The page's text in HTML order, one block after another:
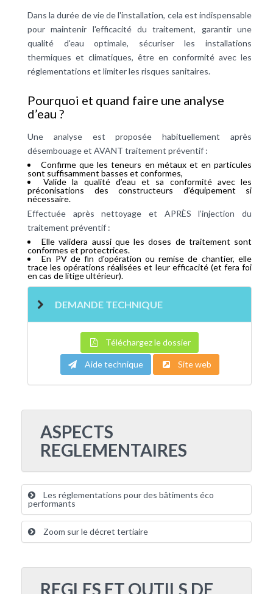
Dans la durée de vie de l'installation, cela est indispensable
pour maintenir l'efficacité du traitement, garantir une
qualité d'eau optimale, sécuriser les installations
thermiques et climatiques, être en conformité avec les
réglementations et limiter les risques sanitaires.
Pourquoi et quand faire une analyse
d’eau ?
Une analyse est proposée habituellement après
désembouage et AVANT traitement préventif :
Confirme que les teneurs en métaux et en particules
sont suffisamment basses et conformes,
Valide la qualité d’eau et sa conformité avec les
préconisations des constructeurs d’équipement si
nécessaire.
Effectuée après nettoyage et APRÈS l’injection du
traitement préventif :
Elle validera aussi que les doses de traitement sont
conformes et protectrices.
En PV de fin d'opération ou remise de chantier, elle
trace les opérations réalisées et leur efficacité (et fera foi
en cas de litige ultérieur).
DEMANDE TECHNIQUE
Téléchargez le dossier
Aide technique Site web
ASPECTS
REGLEMENTAIRES
Les réglementations pour des bâtiments éco
performants
Zoom sur le décret tertiaire
REGLES ET OUTILS DE